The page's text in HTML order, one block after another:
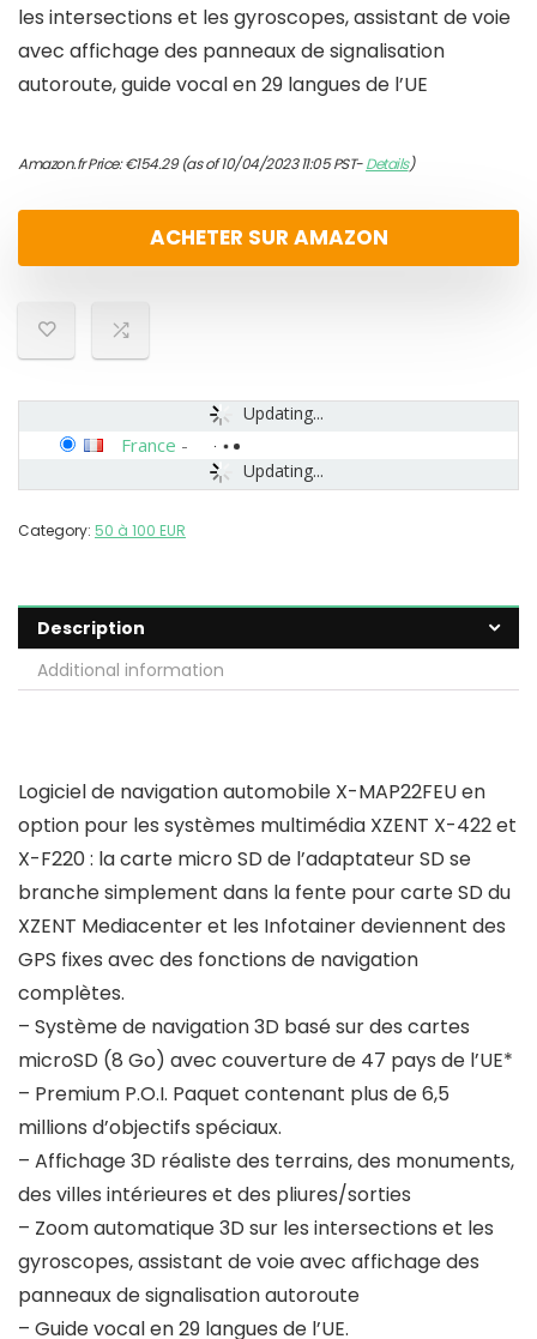
les intersections et les gyroscopes, assistant de voie
avec affichage des panneaux de signalisation
autoroute, guide vocal en 29 langues de l’UE
Amazon.fr Price:€154.29(as of 10/04/2023 11:05 PST-Details)
ACHETER SUR AMAZON
Updating...
Updating...
France -
Category: 50 à 100 EUR
Description
Additional information
Logiciel de navigation automobile X-MAP22FEU en
option pour les systèmes multimédia XZENT X-422 et
X-F220 : la carte micro SD de l’adaptateur SD se
branche simplement dans la fente pour carte SD du
XZENT Mediacenter et les Infotainer deviennent des
GPS fixes avec des fonctions de navigation
complètes.
– Système de navigation 3D basé sur des cartes
microSD (8 Go) avec couverture de 47 pays de l’UE*
– Premium P.O.I. Paquet contenant plus de 6,5
millions d’objectifs spéciaux.
– Affichage 3D réaliste des terrains, des monuments,
des villes intérieures et des pliures/sorties
– Zoom automatique 3D sur les intersections et les
gyroscopes, assistant de voie avec affichage des
panneaux de signalisation autoroute
– Guide vocal en 29 langues de l’UE.